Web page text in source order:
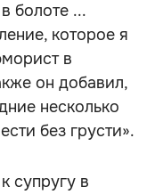
болоте ...
которое я
в
он добавил,
несколько
без грусти».
супругу в